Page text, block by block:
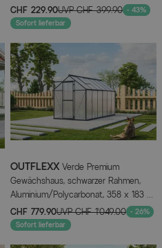
Rückenlehne, inkl. Polster
CHF 229.90UVPCHF 399.90 - 43%
Sofort lieferbar
OUTFLEXX Verde Premium
Gewächshaus, schwarzer Rahmen,
Aluminium/Polycarbonat, 358 x 183 x
200 cm, Schiebetür, 2 Fenster,
pulverbeschichtet, UV-beständig
CHF 779.90UVPCHF 1’049.00 - 26%
Sofort lieferbar